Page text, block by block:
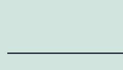
a